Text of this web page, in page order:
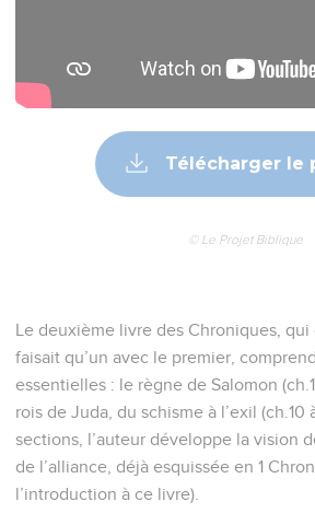
Télécharger le
© Le Projet Biblique
Le deuxième livre des Chroniques,
faisait qu’un avec le premier,
essentielles : le règne de Salomon
rois de Juda, du schisme à l’exil (ch.10
sections, l’auteur développe la vision
de l’alliance, déjà esquissée en 1
l’introduction à ce livre).